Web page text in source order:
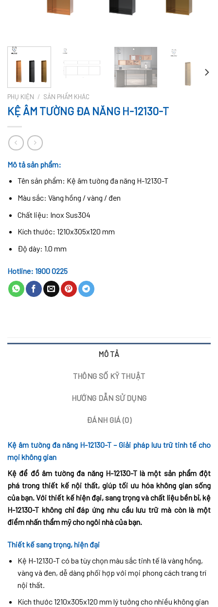
PHỤ KIỆN / SẢN PHẨM KHÁC
KỆ ÂM TƯỜNG ĐA NĂNG H-12130-T
Mô tả sản phẩm:
Tên sản phẩm: Kệ âm tường đa năng H-12130-T
Màu sắc: Vàng hồng / vàng / đen
Chất liệu: Inox Sus304
Kích thước: 1210x305x120 mm
Độ dày: 1.0 mm
Hotline: 1900 0225
MÔ TẢ
THÔNG SỐ KỸ THUẬT
HƯỚNG DẪN SỬ DỤNG
ĐÁNH GIÁ (0)
Kệ âm tường đa năng H-12130-T – Giải pháp lưu trữ tinh tế cho
mọi không gian
Kệ để đồ âm tường đa năng H-12130-T là một sản phẩm đột
phá trong thiết kế nội thất, giúp tối ưu hóa không gian sống
của bạn. Với thiết kế hiện đại, sang trọng và chất liệu bền bỉ, kệ
H-12130-T không chỉ đáp ứng nhu cầu lưu trữ mà còn là một
điểm nhấn thẩm mỹ cho ngôi nhà của bạn.
Thiết kế sang trọng, hiện đại
Kệ H-12130-T có ba tùy chọn màu sắc tinh tế là vàng hồng,
vàng và đen, dễ dàng phối hợp với mọi phong cách trang trí
nội thất.
Kích thước 1210x305x120 mm lý tưởng cho nhiều không gian